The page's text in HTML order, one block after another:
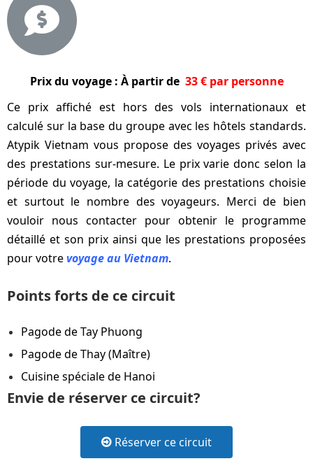
Prix du voyage : À partir de33 € par personne
Ce prix affiché est hors des vols internationaux et
calculé sur la base du groupe avec les hôtels standards.
Atypik Vietnam vous propose des voyages privés avec
des prestations sur-mesure. Le prix varie donc selon la
période du voyage, la catégorie des prestations choisie
et surtout le nombre des voyageurs. Merci de bien
vouloir nous contacter pour obtenir le programme
détaillé et son prix ainsi que les prestations proposées
pour votrevoyage au Vietnam.
Points forts de ce circuit
Pagode de Tay Phuong
Pagode de Thay (Maître)
Cuisine spéciale de Hanoi
Envie de réserver ce circuit?
Réserver ce circuit